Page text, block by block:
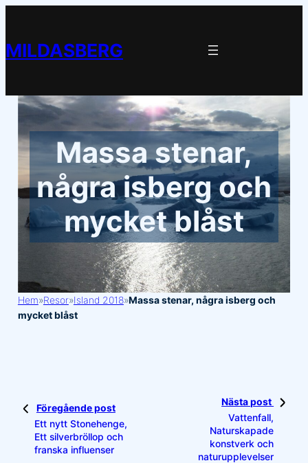
innehåll
MILDASBERG
Massa stenar,
några isberg och
mycket blåst
Hem»Resor»Island 2018»Massa stenar, några isberg och
mycket blåst
Föregående post
Ett nytt Stonehenge,
Ett silverbröllop och
franska influenser
Nästa post
Vattenfall,
Naturskapade
konstverk och
naturupplevelser